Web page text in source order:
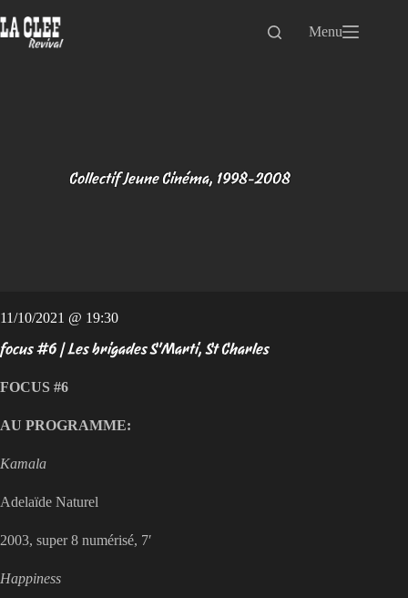
au
contenu
Menu
Collectif Jeune Cinéma, 1998-2008
11/10/2021 @ 19:30
focus #6 | Les brigades S'Marti, St Charles
FOCUS #6
AU PROGRAMME:
Kamala
Adelaïde Naturel
2003, super 8 numérisé, 7′
Happiness